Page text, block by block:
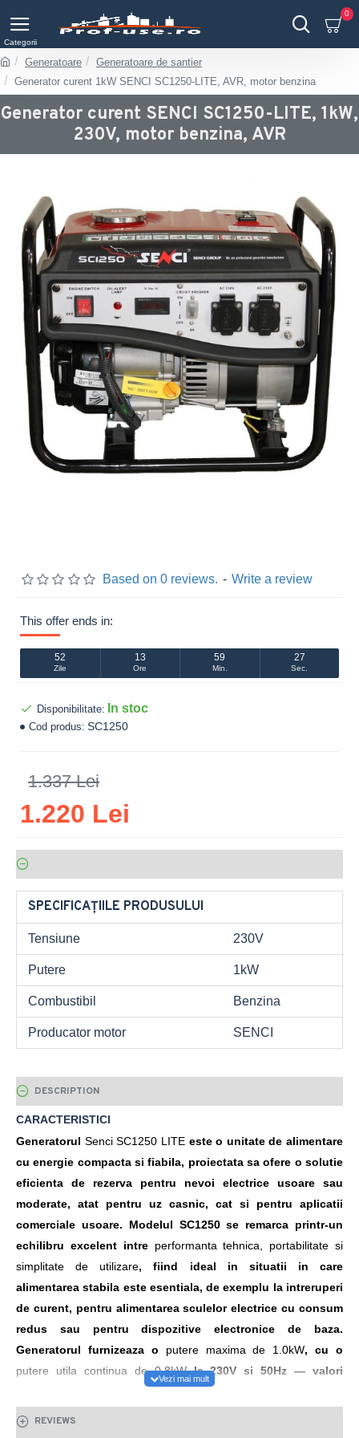
0
Generatoare
Generatoare de santier
Generator curent 1kW SENCI SC1250-LITE, AVR, motor benzina
Generator curent SENCI SC1250-LITE, 1kW,
230V, motor benzina, AVR
Based on 0 reviews. - Write a review
This offer ends in:
52
Zile
13
Ore
59
Min.
26
Sec.
1.220 Lei
1.337 Lei
Disponibilitate: In stoc
Cod produs: SC1250
SPECIFICAȚIILE PRODUSULUI
Tensiune 230V
Putere 1kW
Combustibil Benzina
Producator motor SENCI
DESCRIPTION
CARACTERISTICI
Generatorul Senci SC1250 LITEeste o unitate de alimentare
cu energie compacta si fiabila, proiectata sa ofere o solutie
eficienta de rezerva pentru nevoi electrice usoare sau
moderate, atat pentru uz casnic, cat si pentru aplicatii
comerciale usoare. Modelul SC1250 se remarca printr-un
echilibru excelent intre performanta tehnica, portabilitate si
simplitate de utilizare, fiind ideal in situatii in care
alimentarea stabila este esentiala, de exemplu la intreruperi
de curent, pentru alimentarea sculelor electrice cu consum
redus sau pentru dispozitive electronice de baza.
Generatorul furnizeaza o putere maxima de 1.0kW, cu o
putere utila continua de 0.8kWla 230V si 50Hz — valori
REVIEWS